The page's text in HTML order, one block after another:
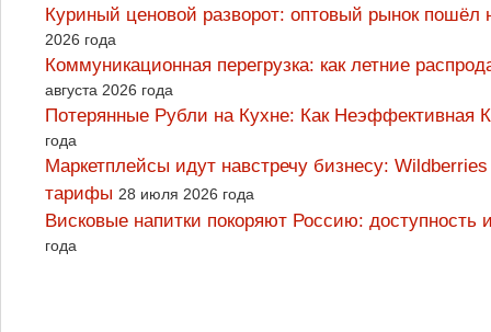
Куриный ценовой разворот: оптовый рынок
2026 года
Коммуникационная перегрузка: как летние
августа 2026 года
Потерянные Рубли на Кухне: Как
года
Маркетплейсы идут навстречу бизнесу:
тарифы 28 июля 2026 года
Висковые напитки покоряют Россию:
года